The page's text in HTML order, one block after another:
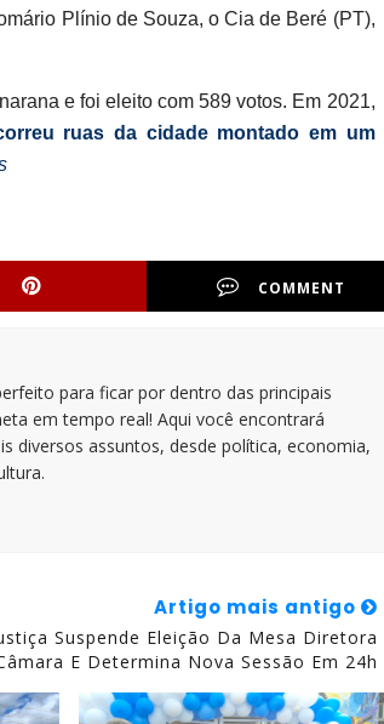
Plínio de Souza, o Cia de Beré (PT),
e foi eleito com 589 votos. Em 2021,
ruas da cidade montado em um
COMMENT
para ficar por dentro das principais
em tempo real! Aqui você encontrará
diversos assuntos, desde política, economia,
Artigo mais antigo
Suspende Eleição Da Mesa Diretora
E Determina Nova Sessão Em 24h